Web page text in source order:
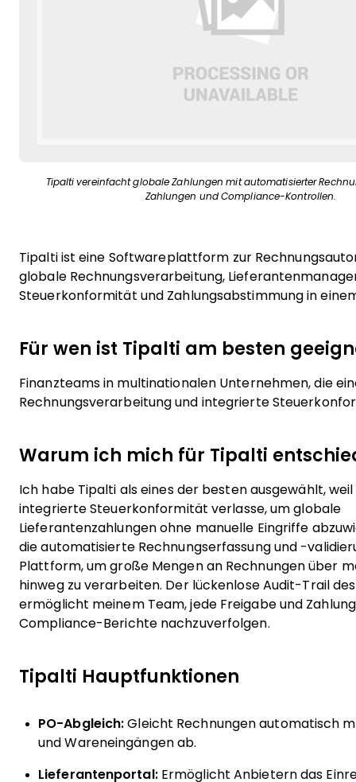
Tipalti vereinfacht globale Zahlungen mit automatisierter
Zahlungen und Compliance-Kontrollen.
Tipalti ist eine Softwareplattform zur
globale Rechnungsverarbeitung,
Steuerkonformität und Zahlungsabstimmung in
Für wen ist Tipalti am besten
Finanzteams in multinationalen Unternehmen, die
Rechnungsverarbeitung und integrierte
Warum ich mich für Tipalti
Ich habe Tipalti als eines der besten ausgewählt,
integrierte Steuerkonformität verlasse, um globale
Lieferantenzahlungen ohne manuelle Eingriffe
die automatisierte Rechnungserfassung und -
Plattform, um große Mengen an Rechnungen über
hinweg zu verarbeiten. Der lückenlose Audit-Trail
ermöglicht meinem Team, jede Freigabe und
Compliance-Berichte nachzuverfolgen.
Tipalti Hauptfunktionen
PO-Abgleich: Gleicht Rechnungen automatisch
und Wareneingängen ab.
Lieferantenportal:Ermöglicht Anbietern das